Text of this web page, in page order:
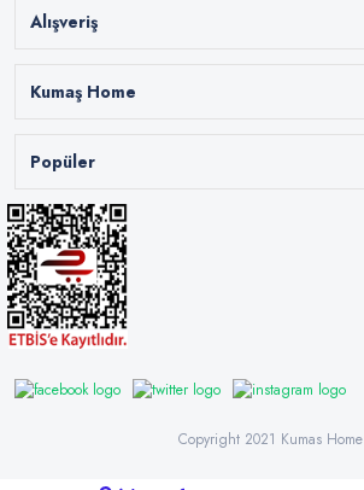
Alışveriş
Kumaş Home
Popüler
Copyright 2021 Kumas Home